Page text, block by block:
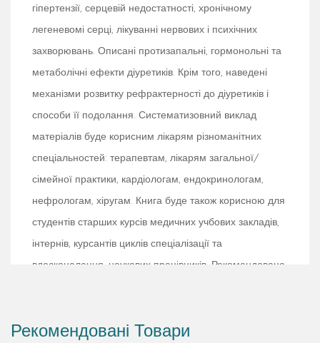
гіпертензії, серцевій недостатності, хронічному
легеневомі серці, лікуванні нервових і психічних
захворювань. Описані протизапальні, гормонольні та
метаболічні ефекти діуретиків. Крім того, наведені
механізми розвитку рефрактерності до діуретиків і
способи її подолання. Систематизовний виклад
матеріалів буде корисним лікарям різноманітних
спеціальностей: терапевтам, лікарям загальної/
сімейної практики, кардіологам, ендокринологам,
нефрологам, хіругам. Книга буде також корисною для
студентів старших курсів медичних учбових закладів,
інтернів, курсантів циклів спеціалізації та
вдосконалення, наукових працівників. Рекомендовано
лікарів-слухачів курсів підвищення кваліфікації
Рекомендовані Товари